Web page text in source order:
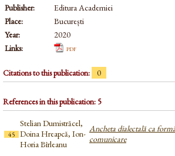
Publisher:
Editura Academiei
Place:
București
Year:
2020
Links:
pdf
Citations to this publication: 0
References in this publication: 5
45
Stelian Dumistrăcel,
Doina Hreapcă, Ion-
Horia Bîrleanu
Ancheta dialectală ca
comunicare